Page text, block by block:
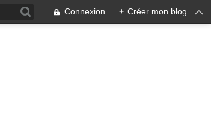
Connexion + Créer mon blog